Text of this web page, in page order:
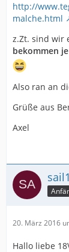
http://
malche.html
z.Zt. sind wir
bekommen
Also ran an
Grüße aus
Axel
20. März 2016
Hallo liebe